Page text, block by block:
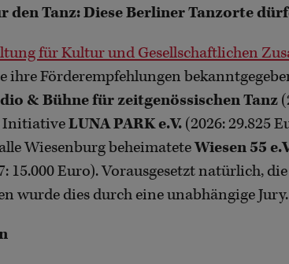
den Tanz: Diese Berliner Tanzorte
für Kultur und Gesellschaftlichen
ihre Förderempfehlungen
& Bühne für zeitgenössischen Tanz
InitiativeLUNA PARK e.V. (2026: 29.825
Wiesenburg beheimateteWiesen 55
15.000 Euro). Vorausgesetzt natürlich,
wurde dies durch eine unabhängige Jury.